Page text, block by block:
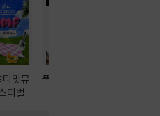
티밋뮤
티벌
뚝딱! AI 3대장